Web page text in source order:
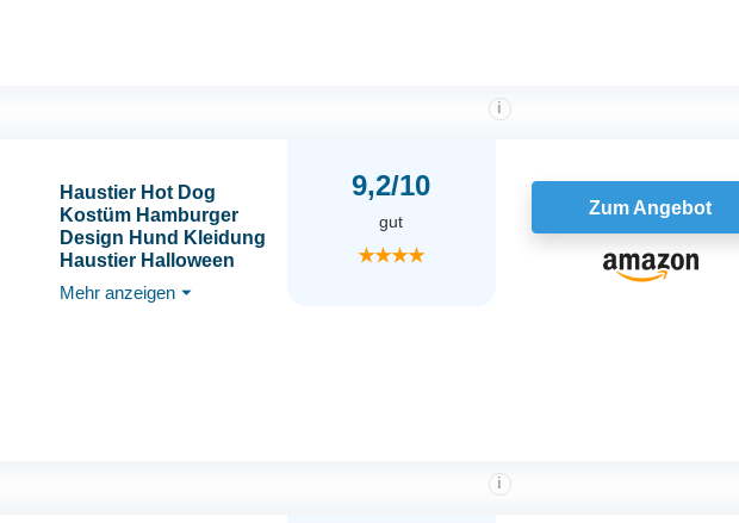
Haustier Hot Dog
Kostüm Hamburger
Design Hund Kleidung
Haustier Halloween
Cosplay Outfit
Weihnachtsfeier Dress
Mehr anzeigen ⏷
9,2/10
i
gut
★★★★
Zum Angebot
i